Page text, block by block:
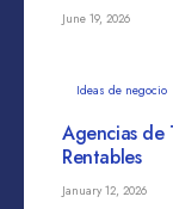
June 19, 2026
Ideas de negocio
Agencias de
Rentables
January 12, 2026